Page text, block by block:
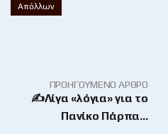
Απόλλων
ΠΡΟΗΓΟΎΜΕΝΟ ΆΡΘΡΟ
✍️Λίγα «λόγια» για το
Πανίκο Πάρπα…